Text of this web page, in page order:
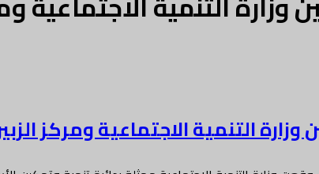
وزارة التنمية الاجتماعية ومركز